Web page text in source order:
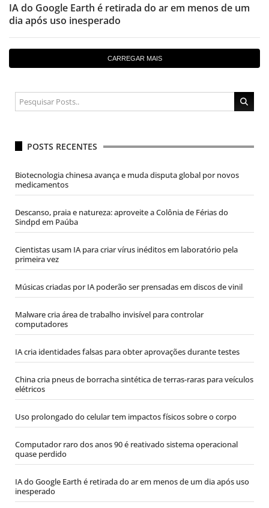
IA do Google Earth é retirada do ar em menos de um
dia após uso inesperado
CARREGAR MAIS
POSTS RECENTES
Biotecnologia chinesa avança e muda disputa global por novos
medicamentos
Descanso, praia e natureza: aproveite a Colônia de Férias do
Sindpd em Paúba
Cientistas usam IA para criar vírus inéditos em laboratório pela
primeira vez
Músicas criadas por IA poderão ser prensadas em discos de vinil
Malware cria área de trabalho invisível para controlar
computadores
IA cria identidades falsas para obter aprovações durante testes
China cria pneus de borracha sintética de terras-raras para veículos
elétricos
Uso prolongado do celular tem impactos físicos sobre o corpo
Computador raro dos anos 90 é reativado sistema operacional
quase perdido
IA do Google Earth é retirada do ar em menos de um dia após uso
inesperado